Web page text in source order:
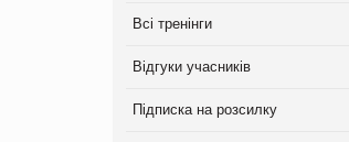
Всі тренінги
Відгуки учасників
Підписка на розсилку